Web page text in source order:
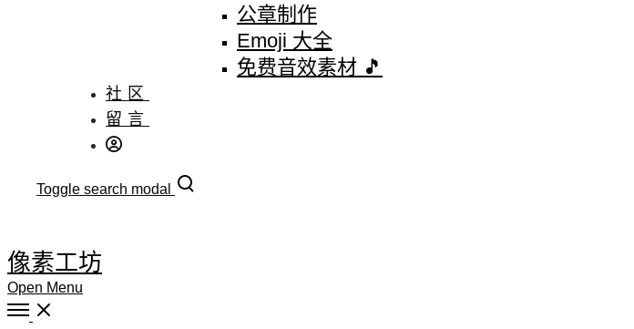
公章制作
Emoji 大全
免费音效素材 🎵
社区
留言
Toggle search modal
像素工坊
Open Menu